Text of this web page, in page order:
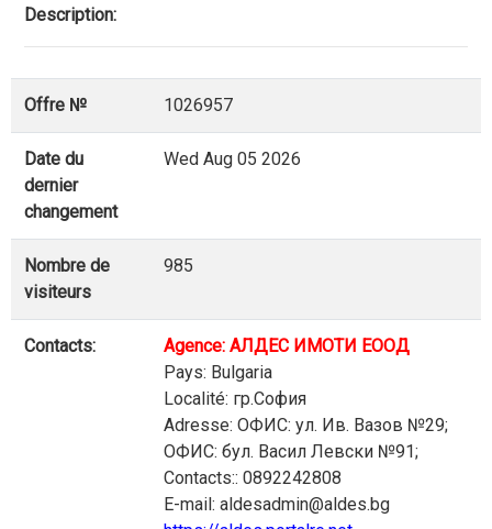
Description:
Offre № 1026957
Date du
dernier
changement
Wed Aug 05 2026
Nombre de
visiteurs
985
Contacts:
Agence: АЛДЕС ИМОТИ ЕООД
Pays: Bulgaria
Localité: гр.София
Adresse: ОФИС: ул. Ив. Вазов №29;
ОФИС: бул. Васил Левски №91;
Contacts:: 0892242808
E-mail: aldesadmin@aldes.bg